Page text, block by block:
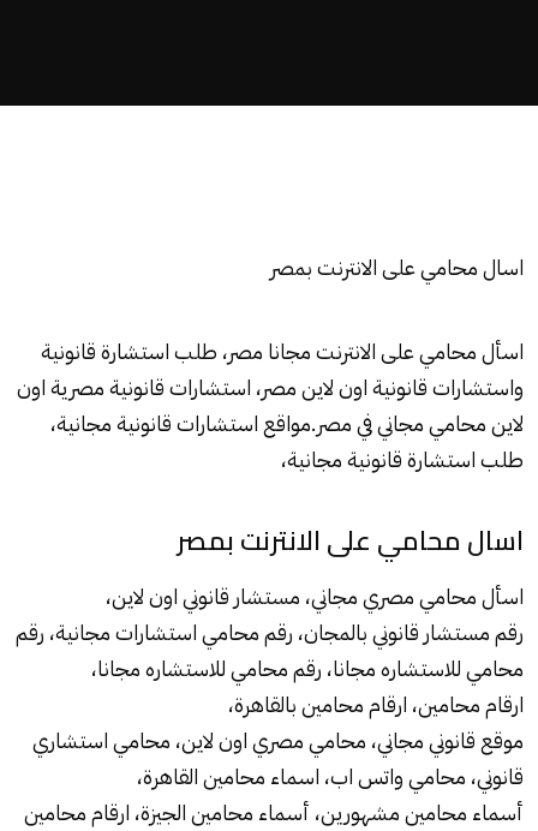
اسال محامي على الانترنت بمصر
اسأل محامي على الانترنت مجانا مصر، طلب استشارة قانونية
واستشارات قانونية اون لاين مصر، استشارات قانونية مصرية اون
لاين محامي مجاني في مصر.مواقع استشارات قانونية مجانية،
طلب استشارة قانونية مجانية،
اسال محامي على الانترنت بمصر
اسألمحاميمصري مجاني، مستشار قانوني اون لاين،
رقم مستشار قانوني بالمجان، رقم محامي استشارات مجانية، رقم
محامي للاستشاره مجانا، رقم محامي للاستشاره مجانا،
ارقام محامين، ارقام محامين بالقاهرة،
موقع قانوني مجاني، محامي مصري اون لاين، محامي استشاري
قانوني، محاميواتس اب، اسماء محامين القاهرة،
أسماء محامين مشهورين، أسماء محامين الجيزة، ارقام محامين